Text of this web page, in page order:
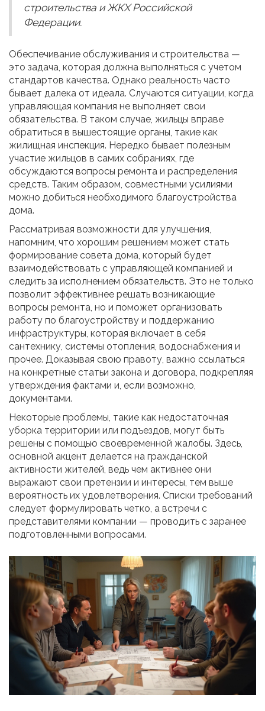
строительства и ЖКХ Российской
Федерации.
Обеспечивание обслуживания и строительства —
это задача, которая должна выполняться с учетом
стандартов качества. Однако реальность часто
бывает далека от идеала. Случаются ситуации, когда
управляющая компания не выполняет свои
обязательства. В таком случае, жильцы вправе
обратиться в вышестоящие органы, такие как
жилищная инспекция. Нередко бывает полезным
участие жильцов в самих собраниях, где
обсуждаются вопросы ремонта и распределения
средств. Таким образом, совместными усилиями
можно добиться необходимого благоустройства
дома.
Рассматривая возможности для улучшения,
напомним, что хорошим решением может стать
формирование совета дома, который будет
взаимодействовать с управляющей компанией и
следить за исполнением обязательств. Это не только
позволит эффективнее решать возникающие
вопросы ремонта, но и поможет организовать
работу по благоустройству и поддержанию
инфраструктуры, которая включает в себя
сантехнику, системы отопления, водоснабжения и
прочее. Доказывая свою правоту, важно ссылаться
на конкретные статьи закона и договора, подкрепляя
утверждения фактами и, если возможно,
документами.
Некоторые проблемы, такие как недостаточная
уборка территории или подъездов, могут быть
решены с помощью своевременной жалобы. Здесь,
основной акцент делается на гражданской
активности жителей, ведь чем активнее они
выражают свои претензии и интересы, тем выше
вероятность их удовлетворения. Списки требований
следует формулировать четко, а встречи с
представителями компании — проводить с заранее
подготовленными вопросами.